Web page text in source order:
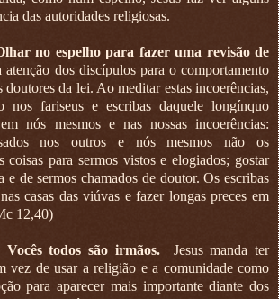
das autoridades religiosas.
no espelho para fazer uma revisão de
atenção dos discípulos para o comportamento
doutores da lei. Ao meditar estas incoerências,
nos fariseus e escribas daquele longínquo
nós mesmos e nas nossas incoerências:
nos outros e nós mesmos não os
coisas para sermos vistos e elogiados; gostar
e de sermos chamados de doutor. Os escribas
casas das viúvas e fazer longas preces em
12,40)
todos são irmãos.
Jesus manda ter
vez de usar a religião e a comunidade como
para aparecer mais importante diante dos